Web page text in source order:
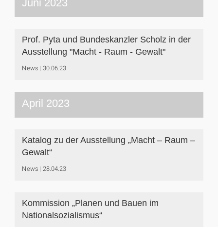
Juni 2023
Prof. Pyta und Bundeskanzler Scholz in der
Ausstellung "Macht - Raum - Gewalt"
News 30.06.23
April 2023
Katalog zu der Ausstellung „Macht – Raum –
Gewalt“
News 28.04.23
Kommission „Planen und Bauen im
Nationalsozialismus“